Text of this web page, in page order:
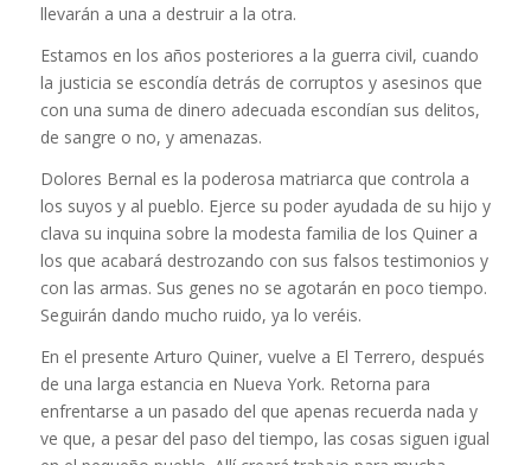
llevarán a una a destruir a la otra.
Estamos en los años posteriores a la guerra civil, cuando
la justicia se escondía detrás de corruptos y asesinos que
con una suma de dinero adecuada escondían sus delitos,
de sangre o no, y amenazas.
Dolores Bernal es la poderosa matriarca que controla a
los suyos y al pueblo. Ejerce su poder ayudada de su hijo y
clava su inquina sobre la modesta familia de los Quiner a
los que acabará destrozando con sus falsos testimonios y
con las armas. Sus genes no se agotarán en poco tiempo.
Seguirán dando mucho ruido, ya lo veréis.
En el presente Arturo Quiner, vuelve a El Terrero, después
de una larga estancia en Nueva York. Retorna para
enfrentarse a un pasado del que apenas recuerda nada y
ve que, a pesar del paso del tiempo, las cosas siguen igual